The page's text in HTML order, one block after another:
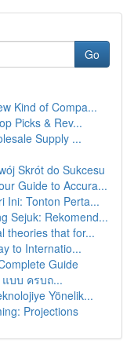
Go
Kind of Compa...
Picks & Rev...
Supply ...
Skrót do Sukcesu
Guide to Accura...
Ini: Tonton Perta...
Sejuk: Rekomend...
theories that for...
to Internatio...
Guide
แบบ ครบถ...
Yönelik...
Projections